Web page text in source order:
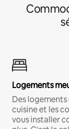
Logements
Des
cuisine et les
vous installer